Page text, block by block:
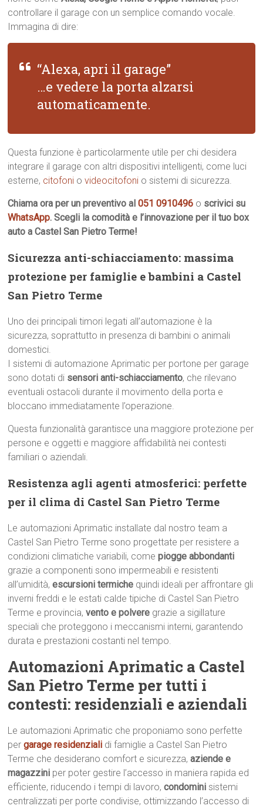
controllare il garage con un semplice comando vocale.
Immagina di dire:
“Alexa, apri il garage”
…e vedere la porta alzarsi
automaticamente.
Questa funzione è particolarmente utile per chi desidera
integrare il garage con altri dispositivi intelligenti, come luci
esterne, citofoni ovideocitofoni o sistemi di sicurezza.
Chiama ora per un preventivo al051 0910496 o scrivici su
WhatsApp. Scegli la comodità e l’innovazione per il tuo box
auto a Castel San Pietro Terme!
Sicurezza anti-schiacciamento: massima
protezione per famiglie e bambini a Castel
San Pietro Terme
Uno dei principali timori legati all’automazione è la
sicurezza, soprattutto in presenza di bambini o animali
domestici.
I sistemi di automazione Aprimatic per portone per garage
sono dotati di sensori anti-schiacciamento, che rilevano
eventuali ostacoli durante il movimento della porta e
bloccano immediatamente l’operazione.
Questa funzionalità garantisce una maggiore protezione per
persone e oggetti e maggiore affidabilità nei contesti
familiari o aziendali.
Resistenza agli agenti atmosferici: perfette
per il clima di Castel San Pietro Terme
Le automazioni Aprimatic installate dal nostro team a
Castel San Pietro Terme sono progettate per resistere a
condizioni climatiche variabili, comepiogge abbondanti
grazie a componenti sono impermeabili e resistenti
all’umidità,escursioni termiche quindi ideali per affrontare gli
inverni freddi e le estati calde tipiche di Castel San Pietro
Terme e provincia,vento e polvere grazie a sigillature
speciali che proteggono i meccanismi interni, garantendo
durata e prestazioni costanti nel tempo.
Automazioni Aprimatic a Castel
San Pietro Terme per tutti i
contesti: residenziali e aziendali
Le automazioni Aprimatic che proponiamo sono perfette
pergarage residenziali di famiglie a Castel San Pietro
Terme che desiderano comfort e sicurezza,aziende e
magazzini per poter gestire l’accesso in maniera rapida ed
efficiente, riducendo i tempi di lavoro,condomini sistemi
centralizzati per porte condivise, ottimizzando l’accesso di